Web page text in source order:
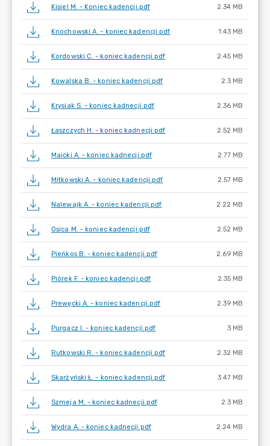
Kisiel M. - Koniec kadencji.pdf 2.34 MB
Knochowski A. - koniec kadencji.pdf 1.43 MB
Kordowski C. - koniec kadencji.pdf 2.45 MB
Kowalska B. - koniec kadencji.pdf 2.3 MB
Krysiak S. - koniec kadnecji.pdf 2.36 MB
Łaszczych H. - koniec kadnecji.pdf 2.52 MB
Maicki A. - koniec kadnecji.pdf 2.77 MB
Mitkowski A. - koniec kadencji.pdf 2.57 MB
Nalewajk A. - koniec kadencji.pdf 2.22 MB
Osica M. - koniec kadencji.pdf 2.52 MB
Pieńkos B. - koniec kadencji.pdf 2.69 MB
Piórek F. - koniec kadencji.pdf 2.35 MB
Prewęcki A. - koniec kadencji.pdf 2.39 MB
Purgacz I. - koniec kadencji.pdf 3 MB
Rutkowski R. - koniec kadencji.pdf 2.32 MB
Skarżyński Ł. - koniec kadencji.pdf 3.47 MB
Szmeja M. - koniec kadnecji.pdf 2.3 MB
Wydra A. - koniec kadnecji.pdf 2.24 MB